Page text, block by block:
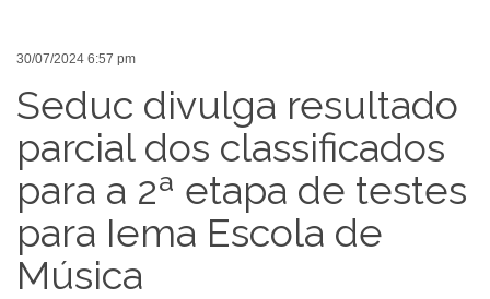
30/07/2024 6:57 pm
Seduc divulga resultado
parcial dos classificados
para a 2ª etapa de testes
para Iema Escola de
Música